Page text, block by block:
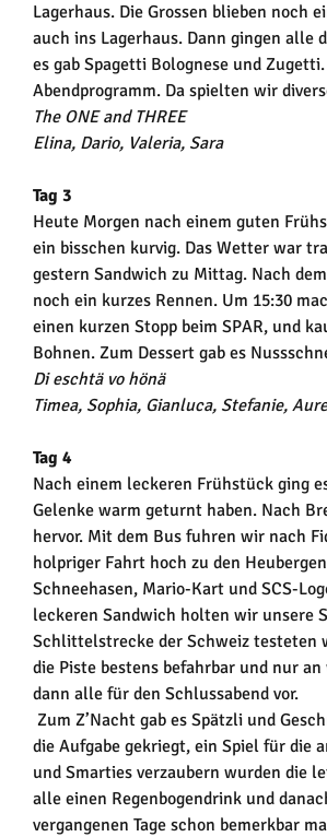
Lagerhaus. Die Grossen blieben noch
auch ins Lagerhaus. Dann gingen alle
es gab Spagetti Bolognese und
Abendprogramm. Da spielten wir
The ONE and THREE
Elina, Dario, Valeria, Sara
Tag 3
Heute Morgen nach einem guten
ein bisschen kurvig. Das Wetter war
gestern Sandwich zu Mittag. Nach
noch ein kurzes Rennen. Um 15:30
einen kurzen Stopp beim SPAR, und
Bohnen. Zum Dessert gab es
Di eschtä vo hönä
Timea, Sophia, Gianluca, Stefanie,
Tag 4
Nach einem leckeren Frühstück ging
Gelenke warm geturnt haben. Nach
hervor. Mit dem Bus fuhren wir nach
holpriger Fahrt hoch zu den
Schneehasen, Mario-Kart und SCS-
leckeren Sandwich holten wir unsere
Schlittelstrecke der Schweiz testeten
die Piste bestens befahrbar und nur
dann alle für den Schlussabend vor.
die Aufgabe gekriegt, ein Spiel für die
und Smarties verzaubern wurden die
alle einen Regenbogendrink und
vergangenen Tage schon bemerkbar